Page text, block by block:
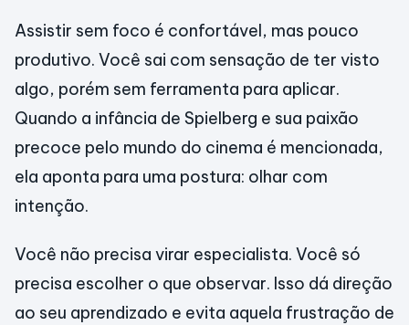
Assistir sem foco é confortável, mas pouco
produtivo. Você sai com sensação de ter visto
algo, porém sem ferramenta para aplicar.
Quando a infância de Spielberg e sua paixão
precoce pelo mundo do cinema é mencionada,
ela aponta para uma postura: olhar com
intenção.
Você não precisa virar especialista. Você só
precisa escolher o que observar. Isso dá direção
ao seu aprendizado e evita aquela frustração de